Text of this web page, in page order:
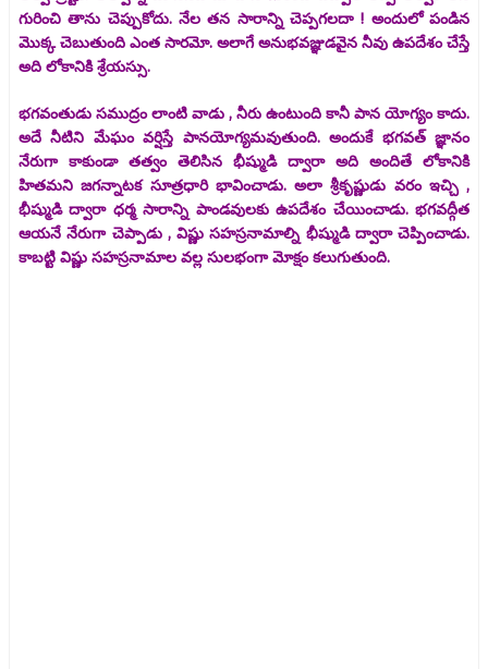
గురించి తాను చెప్పుకోదు. నేల తన సారాన్ని చెప్పగలదా ! అందులో పండిన
మొక్క చెబుతుంది ఎంత సారమో. అలాగే అనుభవజ్ఞుడవైన నీవు ఉపదేశం చేస్తే
అది లోకానికి శ్రేయస్సు.
భగవంతుడు సముద్రం లాంటి వాడు , నీరు ఉంటుంది కానీ పాన యోగ్యం కాదు.
అదే నీటిని మేఘం వర్షిస్తే పానయోగ్యమవుతుంది. అందుకే భగవత్ జ్ఞానం
నేరుగా కాకుండా తత్వం తెలిసిన భీష్ముడి ద్వారా అది అందితే లోకానికి
హితమని జగన్నాటక సూత్రధారి భావించాడు. అలా శ్రీకృష్ణుడు వరం ఇచ్చి ,
భీష్ముడి ద్వారా ధర్మ సారాన్ని పాండవులకు ఉపదేశం చేయించాడు. భగవద్గీత
ఆయనే నేరుగా చెప్పాడు , విష్ణు సహస్రనామాల్ని భీష్ముడి ద్వారా చెప్పించాడు.
కాబట్టి విష్ణు సహస్రనామాల వల్ల సులభంగా మోక్షం కలుగుతుంది.